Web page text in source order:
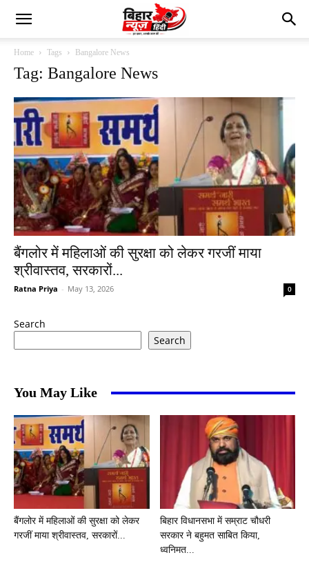
Home Tags Bangalore News
Tag: Bangalore News
बैंगलोर में महिलाओं की सुरक्षा को लेकर गरजीं माया
श्रीवास्तव, सरकारों...
Ratna Priya - May 13, 2026 0
Search
Search
You May Like
बैंगलोर में महिलाओं की सुरक्षा को लेकर
गरजीं माया श्रीवास्तव, सरकारों...
बिहार विधानसभा में सम्राट चौधरी
सरकार ने बहुमत साबित किया,
ध्वनिमत...